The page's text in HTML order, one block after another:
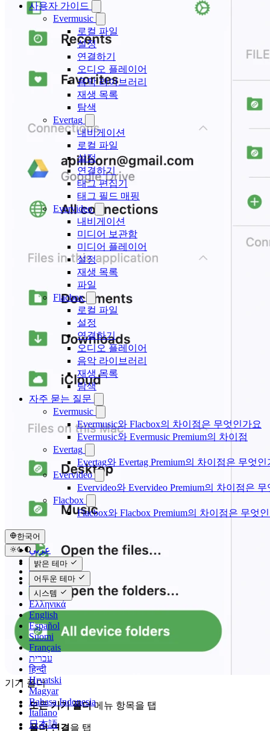
사용자 가이드
Evermusic
로컬 파일
설정
연결하기
오디오 플레이어
음악 라이브러리
재생 목록
탐색
Evertag
내비게이션
로컬 파일
설정
연결하기
태그 편집기
태그 필드 매핑
Evervideo
내비게이션
미디어 보관함
미디어 플레이어
설정
재생 목록
파일
Flacbox
로컬 파일
설정
연결하기
오디오 플레이어
음악 라이브러리
재생 목록
탐색
자주 묻는 질문
Evermusic
Evermusic와 Flacbox의 차이점은 무엇인가요
Evermusic와 Evermusic Premium의 차이점
Evertag
Evertag와 Evertag Premium의 차이점은 무엇인
Evervideo
Evervideo와 Evervideo Premium의 차이점은
Flacbox
Flacbox와 Flacbox Premium의 차이점은 무엇
한국어
عربي
Català
Čeština
Dansk
Deutsch
Ελληνικά
English
Español
Suomi
Français
עברית
हिन्दी
Hrvatski
Magyar
Bahasa Indonesia
Italiano
日本語
밝은 테마
어두운 테마
시스템
기기 폴더
모든 기기 폴더메뉴 항목을 탭
폴더 연결 을 탭